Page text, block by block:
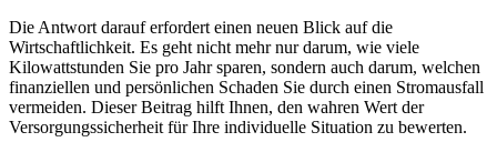
Die Antwort darauf erfordert einen neuen Blick auf die
Wirtschaftlichkeit. Es geht nicht mehr nur darum, wie viele
Kilowattstunden Sie pro Jahr sparen, sondern auch darum, welchen
finanziellen und persönlichen Schaden Sie durch einen Stromausfall
vermeiden. Dieser Beitrag hilft Ihnen, den wahren Wert der
Versorgungssicherheit für Ihre individuelle Situation zu bewerten.